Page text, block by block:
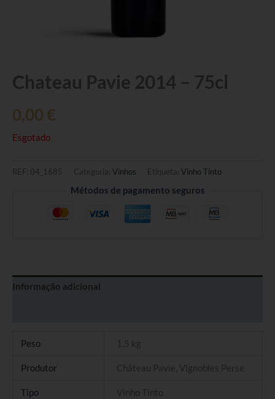
Chateau Pavie 2014 – 75cl
0,00 €
Esgotado
REF: 04_1685 Categoria: Vinhos Etiqueta: Vinho Tinto
Métodos de pagamento seguros
Informação adicional
Peso 1,5 kg
Produtor Château Pavie, Vignobles Perse
Tipo Vinho Tinto